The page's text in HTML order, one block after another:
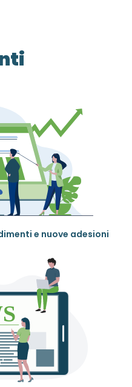
e nuove adesioni